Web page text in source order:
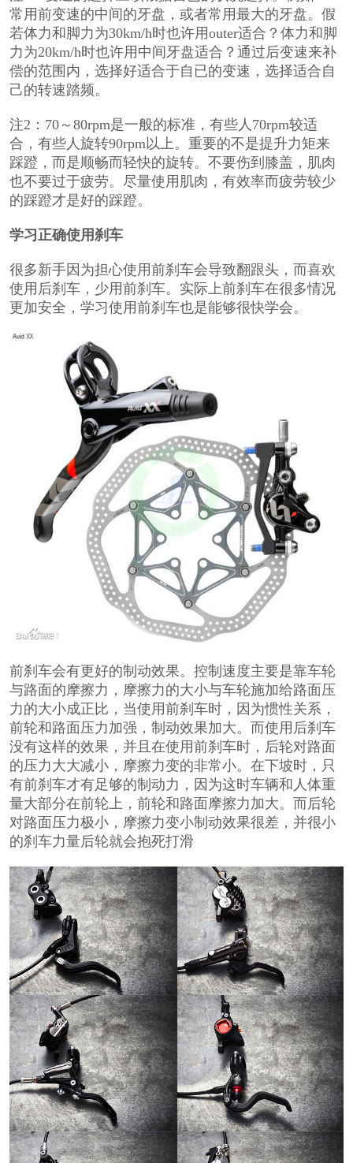
常用前变速的中间的牙盘，或者常用最大的牙盘。假
若体力和脚力为30km/h时也许用outer适合？体力和脚
力为20km/h时也许用中间牙盘适合？通过后变速来补
偿的范围内，选择好适合于自已的变速，选择适合自
己的转速踏频。
注2：70～80rpm是一般的标准，有些人70rpm较适
合，有些人旋转90rpm以上。重要的不是提升力矩来
踩蹬，而是顺畅而轻快的旋转。不要伤到膝盖，肌肉
也不要过于疲劳。尽量使用肌肉，有效率而疲劳较少
的踩蹬才是好的踩蹬。
学习正确使用刹车
很多新手因为担心使用前刹车会导致翻跟头，而喜欢
使用后刹车，少用前刹车。实际上前刹车在很多情况
更加安全，学习使用前刹车也是能够很快学会。
前刹车会有更好的制动效果。控制速度主要是靠车轮
与路面的摩擦力，摩擦力的大小与车轮施加给路面压
力的大小成正比，当使用前刹车时，因为惯性关系，
前轮和路面压力加强，制动效果加大。而使用后刹车
没有这样的效果，并且在使用前刹车时，后轮对路面
的压力大大减小，摩擦力变的非常小。在下坡时，只
有前刹车才有足够的制动力，因为这时车辆和人体重
量大部分在前轮上，前轮和路面摩擦力加大。而后轮
对路面压力极小，摩擦力变小制动效果很差，并很小
的刹车力量后轮就会抱死打滑